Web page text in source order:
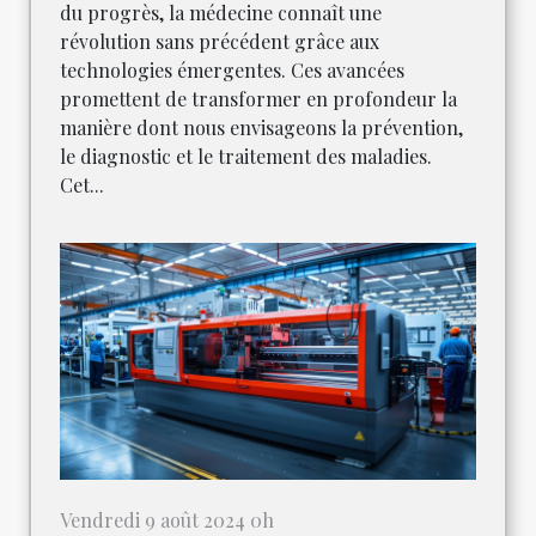
du progrès, la médecine connaît une
révolution sans précédent grâce aux
technologies émergentes. Ces avancées
promettent de transformer en profondeur la
manière dont nous envisageons la prévention,
le diagnostic et le traitement des maladies.
Cet...
Vendredi 9 août 2024 0h